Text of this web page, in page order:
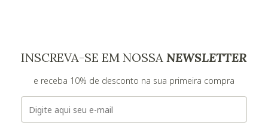
INSCREVA-SE EM NOSSA NEWSLETTER
e receba 10% de desconto na sua primeira compra